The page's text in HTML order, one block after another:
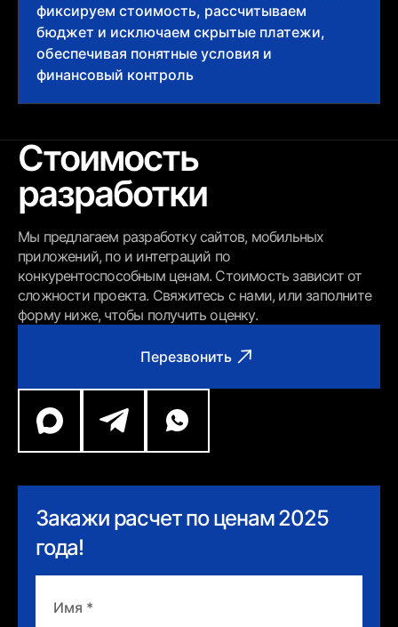
фиксируем стоимость, рассчитываем
бюджет и исключаем скрытые платежи,
обеспечивая понятные условия и
финансовый контроль
Перезвонить
Стоимость
разработки
Мы предлагаем разработку сайтов, мобильных
приложений, по и интеграций по
конкурентоспособным ценам. Стоимость зависит от
сложности проекта. Свяжитесь с нами, или заполните
форму ниже, чтобы получить оценку.
Закажи расчет по ценам 2025
года!